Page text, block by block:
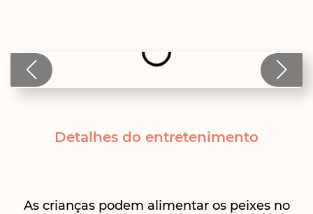
Detalhes do entretenimento
As crianças podem alimentar os peixes no